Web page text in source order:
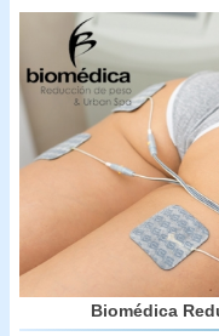
Biomédica